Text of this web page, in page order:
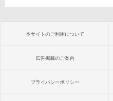
本サイトのご利用について
広告掲載のご案内
プライバシーポリシー